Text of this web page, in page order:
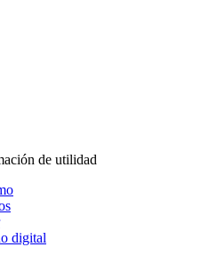
de utilidad
digital